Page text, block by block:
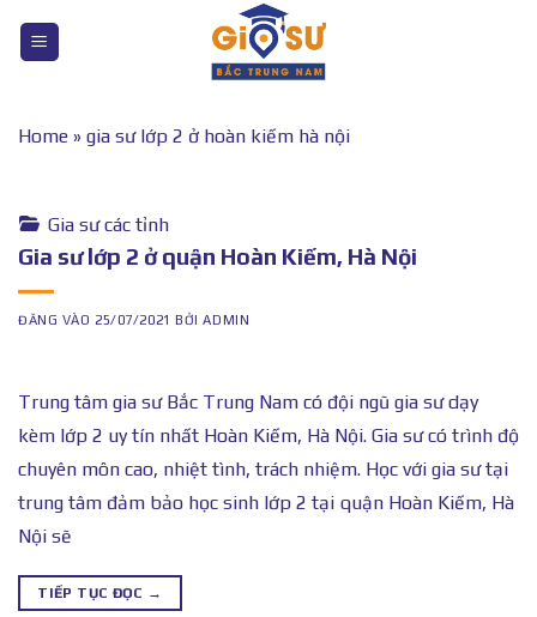
Home » gia sư lớp 2 ở hoàn kiếm hà nội
Gia sư các tỉnh
Gia sư lớp 2 ở quận Hoàn Kiếm, Hà Nội
ĐĂNG VÀO 25/07/2021 BỞIADMIN
Trung tâm gia sư Bắc Trung Nam có đội ngũ gia sư dạy
kèm lớp 2 uy tín nhất Hoàn Kiếm, Hà Nội. Gia sư có trình độ
chuyên môn cao, nhiệt tình, trách nhiệm. Học với gia sư tại
trung tâm đảm bảo học sinh lớp 2 tại quận Hoàn Kiếm, Hà
Nội sẽ
TIẾP TỤC ĐỌC →